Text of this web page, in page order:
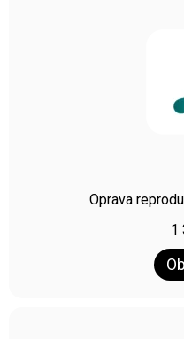
Oprava
1